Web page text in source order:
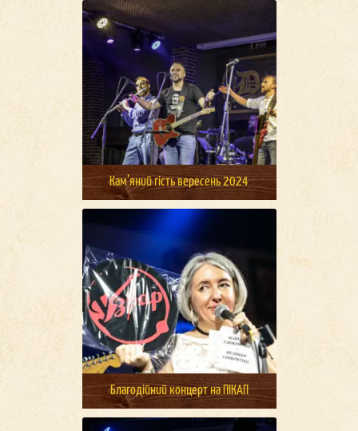
Кам’яний гість вересень 2024
Благодійний концерт на ПІКАП